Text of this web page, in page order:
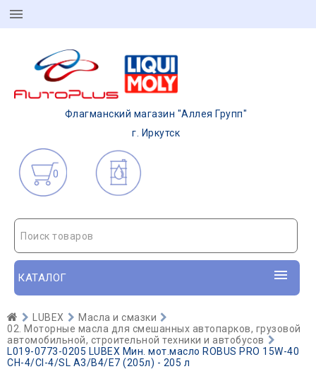
Флагманский магазин "Аллея Групп"
г. Иркутск
0
Поиск товаров
КАТАЛОГ
LUBEX
Масла и смазки
02. Моторные масла для смешанных автопарков, грузовой
автомобильной, строительной техники и автобусов
L019-0773-0205 LUBEX Мин. мот.масло ROBUS PRO 15W-40
CH-4/CI-4/SL A3/B4/E7 (205л) - 205 л